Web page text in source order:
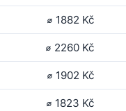
⌀ 1882 Kč
⌀ 2260 Kč
⌀ 1902 Kč
⌀ 1823 Kč